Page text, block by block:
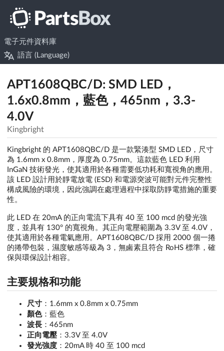
電子元件資料庫
語言 (Language)
APT1608QBC/D: SMD LED，
1.6x0.8mm，藍色，465nm，3.3-
4.0V
Kingbright
Kingbright 的 APT1608QBC/D 是一款緊湊型 SMD LED，尺寸
為 1.6mm x 0.8mm，厚度為 0.75mm。這款藍色 LED 利用
InGaN 技術發光，使其適用於各種需要低功耗和寬視角的應用。
該 LED 設計用於靜電放電 (ESD) 和電源突波可能對元件完整性
構成風險的環境，因此強調在處理過程中採取防靜電措施的重要
性。
此 LED 在 20mA 的正向電流下具有 40 至 100 mcd 的發光強
度，並具有 130° 的寬視角。其正向電壓範圍為 3.3V 至 4.0V，
使其適用於各種電氣應用。APT1608QBC/D 採用 2000 個一捲
的捲帶包裝，濕度敏感等級為 3，無鹵素且符合 RoHS 標準，確
保與環保設計相容。
主要規格和功能
尺寸 ：1.6mm x 0.8mm x 0.75mm
顏色：藍色
波長 ：465nm
正向電壓：3.3V 至 4.0V
發光強度 ：20mA 時 40 至 100 mcd